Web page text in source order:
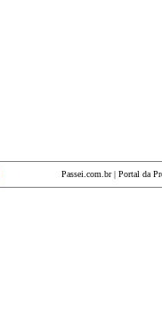
Passei.com.br| Portal da